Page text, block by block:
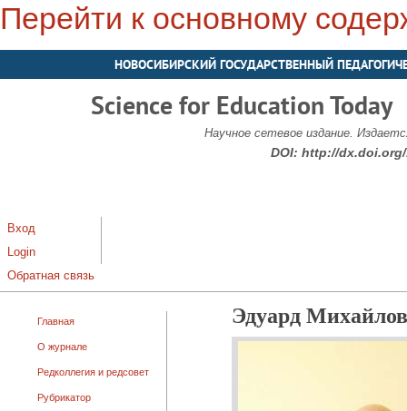
Перейти к основному
НОВОСИБИРСКИЙ ГОСУДАРСТВЕННЫЙ
Science for Education Today
Научное сетевое издание.
DOI: http://dx.doi.org/
Вход
Login
Обратная связь
Главная
О журнале
Редколлегия и редсовет
Рубрикатор
Эдуард